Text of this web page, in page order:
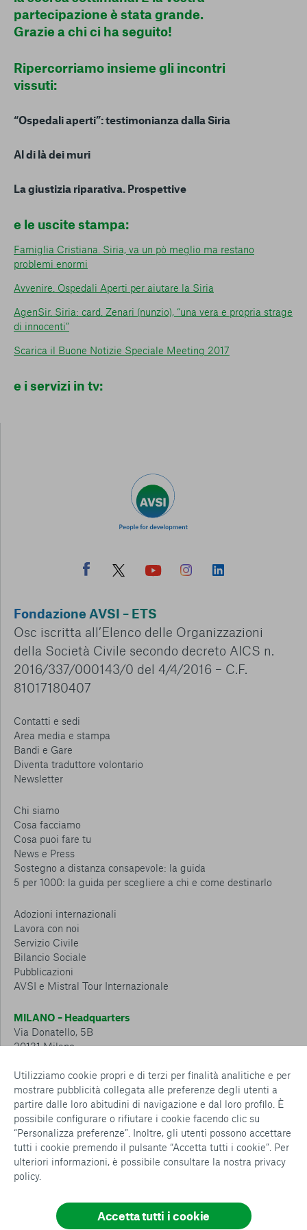
Utilizziamo cookie propri e di terzi per finalità analitiche e per
mostrare pubblicità collegata alle preferenze degli utenti a
partire dalle loro abitudini di navigazione e dal loro profilo. È
possibile configurare o rifiutare i cookie facendo clic su
“Personalizza preferenze”. Inoltre, gli utenti possono accettare
tutti i cookie premendo il pulsante “Accetta tutti i cookie”. Per
ulteriori informazioni, è possibile consultare la nostra privacy
policy.
Accetta tutti i cookie
conto del fatto che il blocco di alcuni cookie può
condizionare l’esperienza sulla Piattaforma e il suo
funzionamento. Premendo “Conferma le mie scelte”, la
stata selezionata alcuna opzione, premere questo pulsante
equivarrà a rifiutare tutti i cookie. Per ulteriori informazioni, è
possibile consultare la nostra
Cookies di marketing
partecipazione è stata grande.
Grazie a chi ci ha seguito!
Ripercorriamo insieme gli incontri
vissuti:
“Ospedali aperti”: testimonianza dalla Siria
Al di là dei muri
La giustizia riparativa. Prospettive
e le uscite stampa:
Famiglia Cristiana. Siria, va un pò meglio ma restano
problemi enormi
Avvenire. Ospedali Aperti per aiutare la Siria
AgenSir. Siria: card. Zenari (nunzio), “una vera e propria strage
di innocenti”
Scarica il Buone Notizie Speciale Meeting 2017
e i servizi in tv:
Fondazione AVSI – ETS
Osc iscritta all’Elenco delle Organizzazioni
della Società Civile secondo decreto AICS n.
2016/337/000143/0 del 4/4/2016 – C.F.
81017180407
Contatti e sedi
Area media e stampa
Bandi e Gare
Diventa traduttore volontario
Newsletter
Chi siamo
Cosa facciamo
Cosa puoi fare tu
News e Press
Sostegno a distanza consapevole: la guida
5 per 1000: la guida per scegliere a chi e come destinarlo
Adozioni internazionali
Lavora con noi
Servizio Civile
Bilancio Sociale
Pubblicazioni
AVSI e Mistral Tour Internazionale
MILANO – Headquarters
Via Donatello, 5B
20131 Milano
CESENA – Sostegno a distanza
Via Padre Vicinio da Sarsina, 216
47521 Cesena
Tel.: 0547 360 811
Detrazioni e deduzioni fiscali sulle donazioni: cosa sapere e
come usufruirne
Whistleblowing Policy
Privacy policy